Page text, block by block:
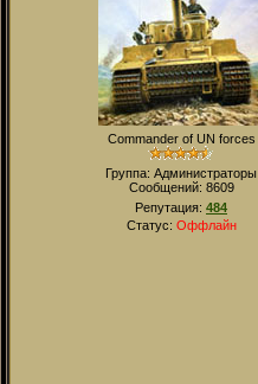
Commander of UN forces
Группа: Администраторы
Сообщений: 8609
Репутация: 484
Статус: Оффлайн